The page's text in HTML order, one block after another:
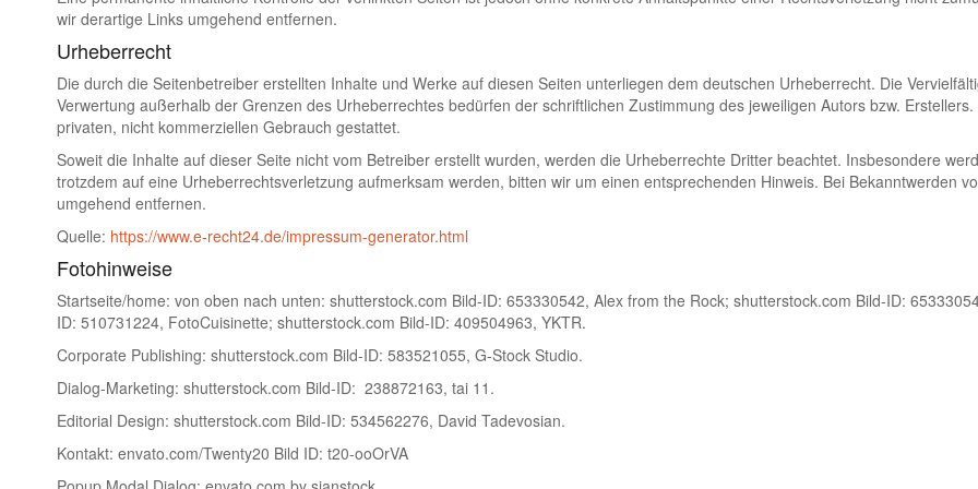
wir derartige Links umgehend entfernen.
Urheberrecht
Die durch die Seitenbetreiber erstellten Inhalte und Werke auf diesen Seiten unterliegen dem deutschen Urheberrecht. Die
Verwertung außerhalb der Grenzen des Urheberrechtes bedürfen der schriftlichen Zustimmung des jeweiligen Autors bzw.
privaten, nicht kommerziellen Gebrauch gestattet.
Soweit die Inhalte auf dieser Seite nicht vom Betreiber erstellt wurden, werden die Urheberrechte Dritter beachtet. Insbesondere
trotzdem auf eine Urheberrechtsverletzung aufmerksam werden, bitten wir um einen entsprechenden Hinweis. Bei Bekanntwerden
umgehend entfernen.
Quelle: https://www.e-recht24.de/impressum-generator.html
Fotohinweise
Startseite/home: von oben nach unten: shutterstock.com Bild-ID: 653330542, Alex from the Rock; shutterstock.com Bild-ID:
ID: 510731224, FotoCuisinette; shutterstock.com Bild-ID: 409504963, YKTR.
Corporate Publishing: shutterstock.com Bild-ID: 583521055, G-Stock Studio.
Dialog-Marketing: shutterstock.com Bild-ID: 238872163, tai 11.
Editorial Design: shutterstock.com Bild-ID: 534562276, David Tadevosian.
Kontakt: envato.com/Twenty20 Bild ID: t20-ooOrVA